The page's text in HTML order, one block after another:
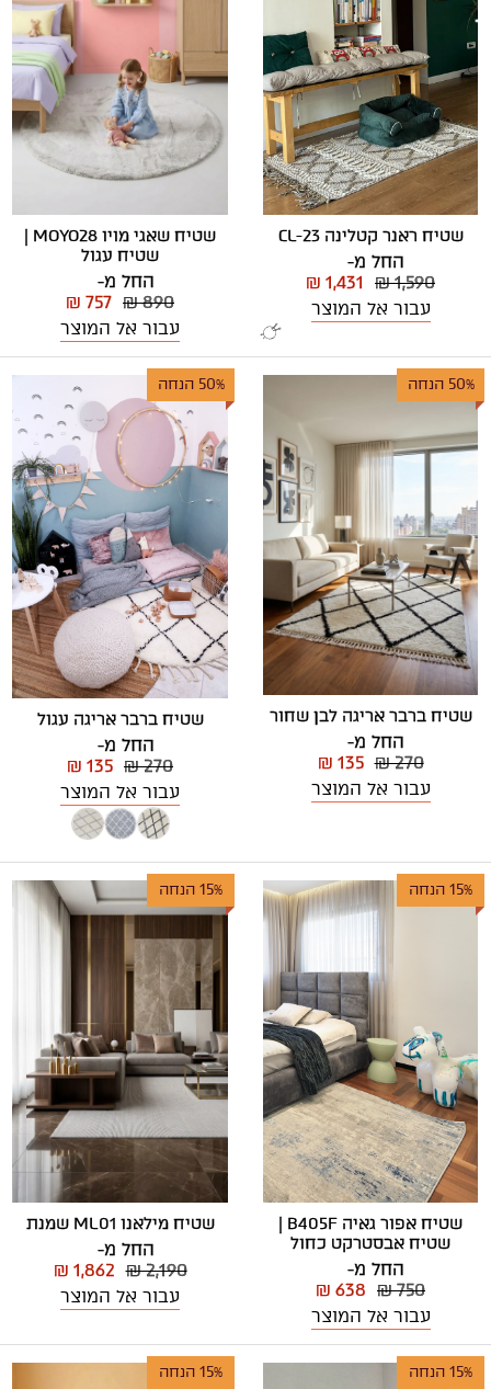
שטיח ראנר קטלינה CL-23
החל מ-
₪ 1,590
₪ 1,431
עבור אל המוצר
שטיח שאגי מויו MOYO28 |
שטיח עגול
החל מ-
₪ 890
₪ 757
עבור אל המוצר
50% הנחה
שטיח ברבר אריגה לבן שחור
החל מ-
₪ 270
₪ 135
עבור אל המוצר
50% הנחה
שטיח ברבר אריגה עגול
החל מ-
₪ 270
₪ 135
עבור אל המוצר
15% הנחה
שטיח אפור גאיה B405F |
שטיח אבסטרקט כחול
החל מ-
₪ 750
₪ 638
עבור אל המוצר
15% הנחה
שטיח מילאנו ML01 שמנת
החל מ-
₪ 2,190
₪ 1,862
עבור אל המוצר
15% הנחה 15% הנחה